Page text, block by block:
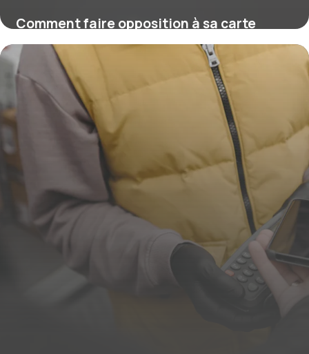
Comment faire opposition à sa carte
bancaire ?
16 juillet 2026